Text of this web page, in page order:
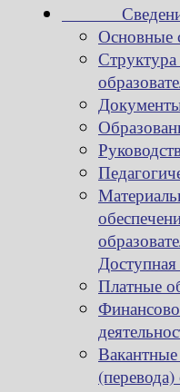
Основные
Доступная
Платные